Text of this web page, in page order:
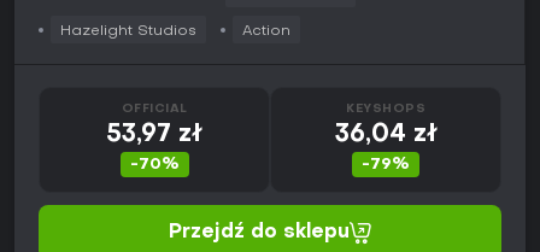
Hazelight Studios Action
OFFICIAL
53,97 zł
-70%
KEYSHOPS
36,04 zł
-79%
Przejdź do sklepu